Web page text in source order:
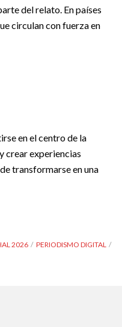
del relato. En países
circulan con fuerza en
en el centro de la
crear experiencias
transformarse en una
2026
PERIODISMO DIGITAL